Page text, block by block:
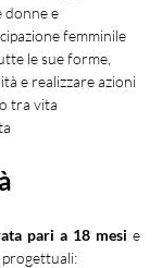
donne e
femminile
le sue forme,
e realizzare azioni
tra vita
pari a 18 mesi e
progettuali: